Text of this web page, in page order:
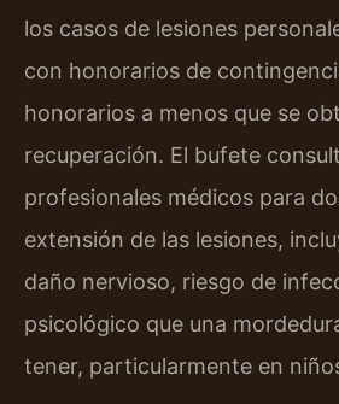
los casos de lesiones
con honorarios de
honorarios a menos que se
recuperación. El bufete
profesionales médicos para
extensión de las lesiones,
daño nervioso, riesgo de
psicológico que una
tener, particularmente en